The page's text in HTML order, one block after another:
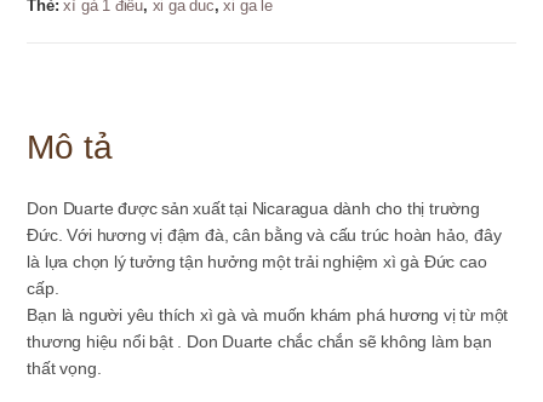
Thẻ:xì gà 1 điếu, xi ga duc,xi ga le
Mô tả
Don Duarte được sản xuất tại Nicaragua dành cho thị trường
Đức. Với hương vị đậm đà, cân bằng và cấu trúc hoàn hảo, đây
là lựa chọn lý tưởng tận hưởng một trải nghiệm xì gà Đức cao
cấp.
Bạn là người yêu thích xì gà và muốn khám phá hương vị từ một
thương hiệu nổi bật . Don Duarte chắc chắn sẽ không làm bạn
thất vọng.